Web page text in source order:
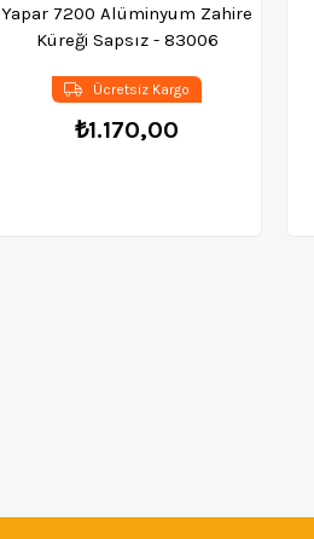
Yapar 7200 Alüminyum Zahire
Küreği Sapsız - 83006
₺1.170,00
Ücretsiz Kargo